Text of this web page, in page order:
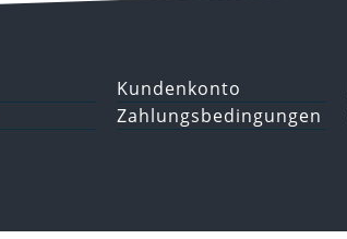
Kundenkonto
Zahlungsbedingungen